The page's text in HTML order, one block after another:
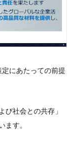
にあたっての前提
び社会との共存」
ます。